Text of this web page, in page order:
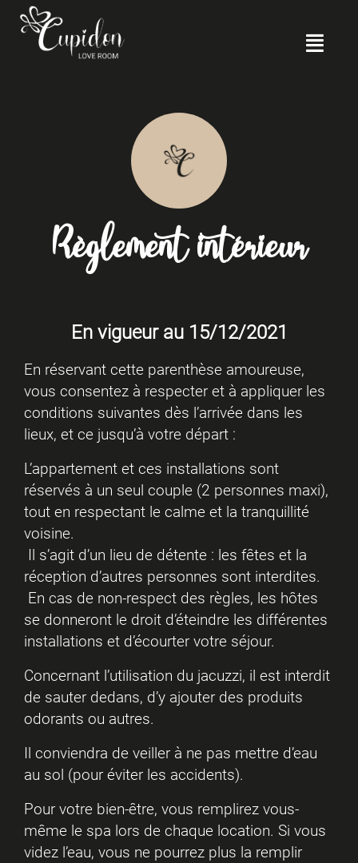
Règlement intérieur
En vigueur au 15/12/2021
En réservant cette parenthèse amoureuse,
vous consentez à respecter et à appliquer les
conditions suivantes dès l’arrivée dans les
lieux, et ce jusqu’à votre départ :
L’appartement et ces installations sont
réservés à un seul couple (2 personnes maxi),
tout en respectant le calme et la tranquillité
voisine.
Il s’agit d’un lieu de détente : les fêtes et la
réception d’autres personnes sont interdites.
En cas de non-respect des règles, les hôtes
se donneront le droit d’éteindre les différentes
installations et d’écourter votre séjour.
Concernant l’utilisation du jacuzzi, il est interdit
de sauter dedans, d’y ajouter des produits
odorants ou autres.
Il conviendra de veiller à ne pas mettre d’eau
au sol (pour éviter les accidents).
Pour votre bien-être, vous remplirez vous-
même le spa lors de chaque location. Si vous
videz l’eau, vous ne pourrez plus la remplir